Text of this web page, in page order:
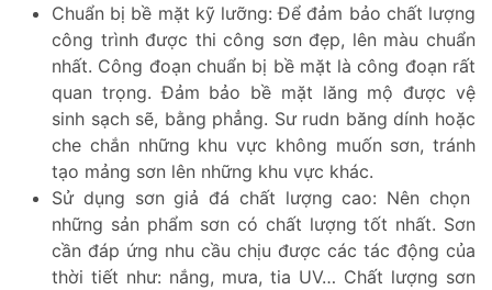
Chuẩn bị bề mặt kỹ lưỡng: Để đảm bảo chất lượng
công trình được thi công sơn đẹp, lên màu chuẩn
nhất. Công đoạn chuẩn bị bề mặt là công đoạn rất
quan trọng. Đảm bảo bề mặt lăng mộ được vệ
sinh sạch sẽ, bằng phẳng. Sư rudn băng dính hoặc
che chắn những khu vực không muốn sơn, tránh
tạo mảng sơn lên những khu vực khác.
Sử dụng sơn giả đá chất lượng cao: Nên chọn
những sản phẩm sơn có chất lượng tốt nhất. Sơn
cần đáp ứng nhu cầu chịu được các tác động của
thời tiết như: nắng, mưa, tia UV… Chất lượng sơn